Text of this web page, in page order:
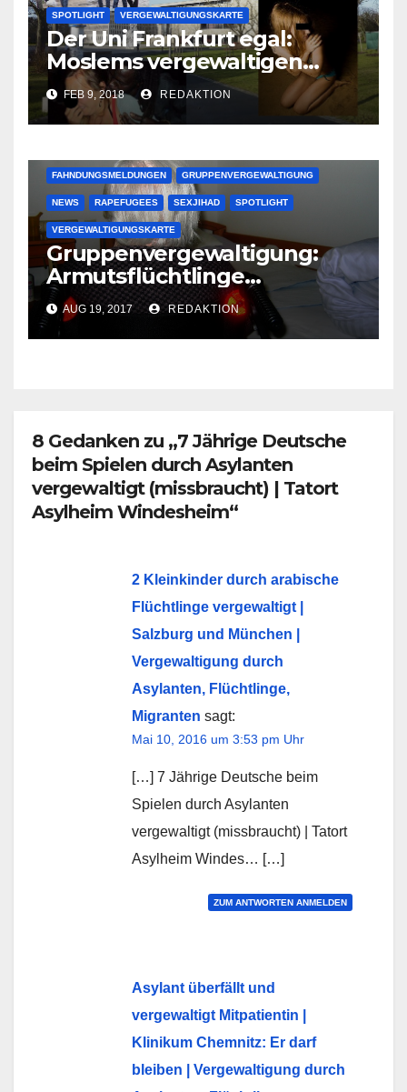
SPOTLIGHT VERGEWALTIGUNGSKARTE
Der Uni Frankfurt egal:
Moslems vergewaltigen
deutsche Studentinnen auf
Uni-Campus
FEB 9, 2018 REDAKTION
FAHNDUNGSMELDUNGEN GRUPPENVERGEWALTIGUNG
NEWS RAPEFUGEES SEXJIHAD SPOTLIGHT
VERGEWALTIGUNGSKARTE
Gruppenvergewaltigung:
Armutsflüchtlinge
vergewaltigen bettlägerige
Oma im Schlaf
krankenhausreif
AUG 19, 2017 REDAKTION
8 Gedanken zu „7 Jährige Deutsche
beim Spielen durch Asylanten
vergewaltigt (missbraucht) | Tatort
Asylheim Windesheim“
2 Kleinkinder durch arabische
Flüchtlinge vergewaltigt |
Salzburg und München |
Vergewaltigung durch
Asylanten, Flüchtlinge,
Migranten sagt:
Mai 10, 2016 um 3:53 pm Uhr
[…] 7 Jährige Deutsche beim
Spielen durch Asylanten
vergewaltigt (missbraucht) | Tatort
Asylheim Windes… […]
ZUM ANTWORTEN ANMELDEN
Asylant überfällt und
vergewaltigt Mitpatientin |
Klinikum Chemnitz: Er darf
bleiben | Vergewaltigung durch